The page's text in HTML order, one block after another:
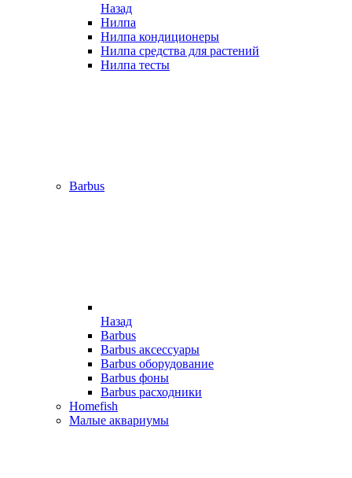
Назад
Нилпа
Нилпа кондиционеры
Нилпа средства для растений
Нилпа тесты
Barbus
Назад
Barbus
Barbus аксессуары
Barbus оборудование
Barbus фоны
Barbus расходники
Homefish
Малые аквариумы